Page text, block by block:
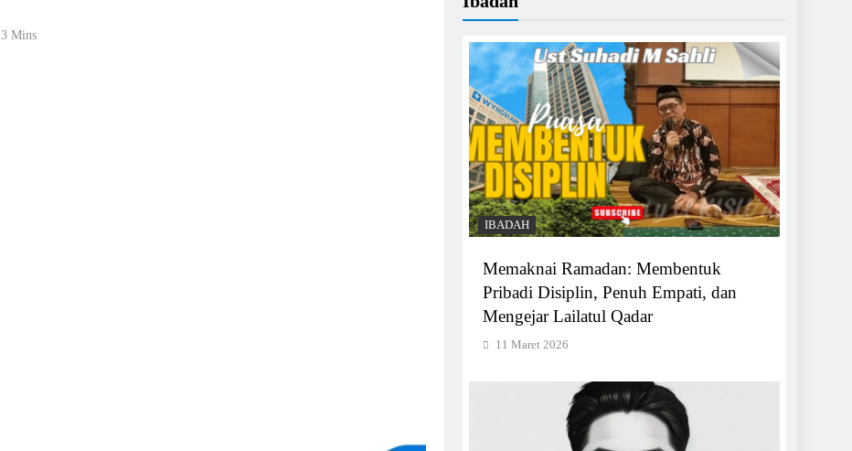
3 Mins
IBADAH
Memaknai Ramadan: Membentuk
Pribadi Disiplin, Penuh Empati, dan
Mengejar Lailatul Qadar
11 Maret 2026